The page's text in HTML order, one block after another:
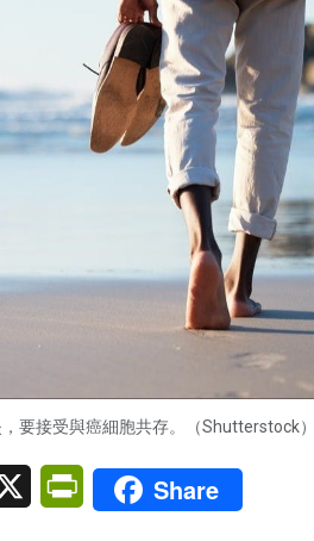
要接受與癌細胞共存。（Shutterstock）
X PrintFriendly
Share